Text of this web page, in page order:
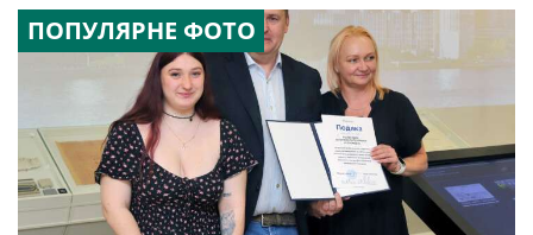
ПОПУЛЯРНЕ ФОТО